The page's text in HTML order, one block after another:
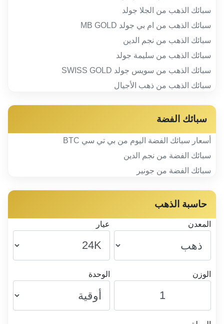
سبائك الذهب من الجلا جولد
سبائك الذهب من ام بي جولد MB GOLD
سبائك الذهب من نجم الدين
سبائك الذهب من سليمة جولد
سبائك الذهب من سويس جولد SWISS GOLD
سبائك الذهب من ذهب الأجيال
سبائك الفضة
أسعار سبائك الفضة اليوم من بي تي سي BTC
سبائك الفضة من نجم الدين
سبائك الفضة من جونير
حاسبة الذهب
المعدن عيار
الوزن الوحدة